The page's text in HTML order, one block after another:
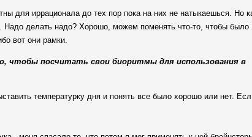
для иррационала до тех пор пока на них не натыкаешься. Но
Надо делать надо? Хорошо, можем поменять что-то, чтобы было
вот они рамки.
чтобы посчитать свои биоритмы для использования в
температурку дня и понять все было хорошо или нет.